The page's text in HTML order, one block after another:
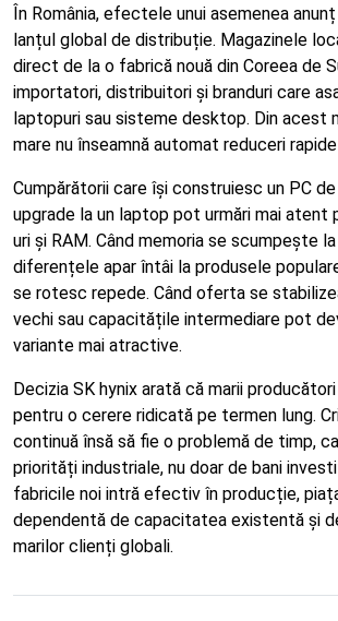
În România, efectele unui asemenea
lanțul global de distribuție. Magazinele
direct de la o fabrică nouă din Coreea de
importatori, distribuitori și branduri care
laptopuri sau sisteme desktop. Din acest
mare nu înseamnă automat reduceri
Cumpărătorii care își construiesc un PC
upgrade la un laptop pot urmări mai atent
uri și RAM. Când memoria se scumpește
diferențele apar întâi la produsele
se rotesc repede. Când oferta se
vechi sau capacitățile intermediare pot
variante mai atractive.
Decizia SK hynix arată că marii
pentru o cerere ridicată pe termen lung.
continuă însă să fie o problemă de timp,
priorități industriale, nu doar de bani
fabricile noi intră efectiv în producție,
dependentă de capacitatea existentă și
marilor clienți globali.